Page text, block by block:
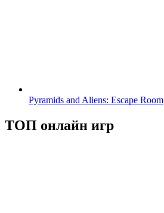
Pyramids and Aliens: Escape Room
ТОП онлайн игр